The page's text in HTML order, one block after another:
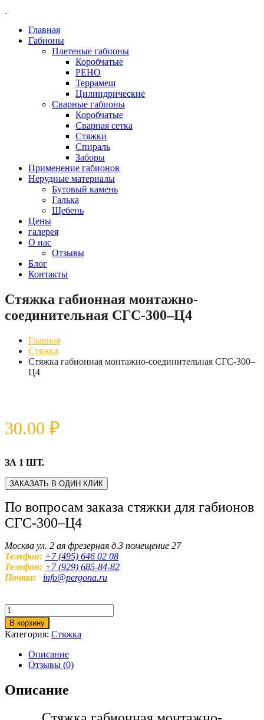
Главная
Габионы
Плетеные габионы
Коробчатые
РЕНО
Террамеш
Цилиндрические
Сварные габионы
Коробчатые
Сварная сетка
Стяжки
Спираль
Заборы
Применение габионов
Нерудные материалы
Бутовый камень
Галька
Щебень
Цены
галерея
О нас
Отзывы
Блог
Контакты
Стяжка габионная монтажно-
соединительная СГС-300–Ц4
Главная
Стяжка
Стяжка габионная монтажно-соединительная СГС-300–
Ц4
30.00 ₽
ЗА 1 ШТ.
ЗАКАЗАТЬ В ОДИН КЛИК
По вопросам заказа стяжки для габионов
СГС-300–Ц4
Москва ул. 2 ая фрезерная д.3 помещение 27
Телефон: +7 (495) 646 02 08
Телефон: +7 (929) 685-84-82
Почта: info@pergona.ru
Количество
товара
Стяжка
габионная
монтажно-
соединительная
СГС-300–
Ц4
В корзину
Категория: Стяжка
Описание
Отзывы (0)
Описание